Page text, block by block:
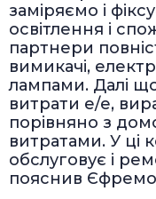
заміряємо і
освітлення і
партнери
вимикачі,
лампами. Далі
витрати е/е,
порівняно з
витратами. У ці
обслуговує і
пояснив